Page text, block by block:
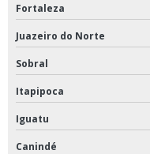
Fortaleza
Juazeiro do Norte
Sobral
Itapipoca
Iguatu
Canindé